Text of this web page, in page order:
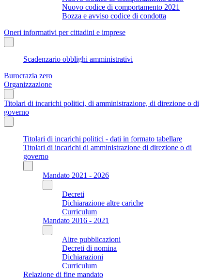
Nuovo codice di comportamento 2021
Bozza e avviso codice di condotta
Oneri informativi per cittadini e imprese
Scadenzario obblighi amministrativi
Burocrazia zero
Organizzazione
Titolari di incarichi politici, di amministrazione, di direzione o di
governo
Titolari di incarichi politici - dati in formato tabellare
Titolari di incarichi di amministrazione di direzione o di
governo
Mandato 2021 - 2026
Decreti
Dichiarazione altre cariche
Curriculum
Mandato 2016 - 2021
Altre pubblicazioni
Decreti di nomina
Dichiarazioni
Curriculum
Relazione di fine mandato